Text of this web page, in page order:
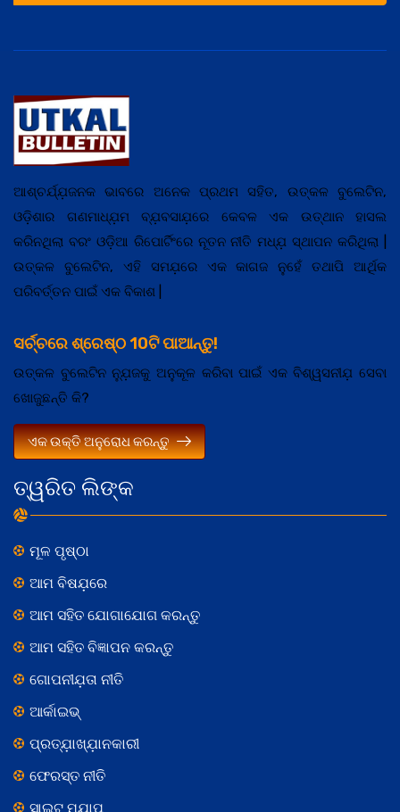
ତ୍ୱରିତ ଲିଙ୍କ
ମୂଳ ପୃଷ୍ଠା
ଆମ ବିଷଯ଼ରେ
ଆମ ସହିତ ଯୋଗାଯୋଗ କରନ୍ତୁ
ଆମ ସହିତ ବିଜ୍ଞାପନ କରନ୍ତୁ
ଗୋପନୀଯ଼ତା ନୀତି
ଆର୍କାଇଭ୍
ପ୍ରତ୍ଯ଼ାଖ୍ଯ଼ାନକାରୀ
ଫେରସ୍ତ ନୀତି
ସାଇଟ୍ ମ୍ଯ଼ାପ୍
ଆଶ୍ଚର୍ଯ୍ଯ଼ଜନକ ଭାବରେ ଅନେକ ପ୍ରଥମ ସହିତ, ଉତ୍କଳ ବୁଲେଟିନ,
ଓଡ଼ିଶାର ଗଣମାଧ୍ଯ଼ମ ବ୍ଯ଼ବସାଯ଼ରେ କେବଳ ଏକ ଉତ୍ଥାନ ହାସଲ
କରିନଥିଲା ବରଂ ଓଡ଼ିଆ ରିପୋର୍ଟିଂରେ ନୂତନ ନୀତି ମଧ୍ଯ଼ ସ୍ଥାପନ କରିଥିଲା |
ଉତ୍କଳ ବୁଲେଟିନ, ଏହି ସମଯ଼ରେ ଏକ କାଗଜ ନୁହେଁ ତଥାପି ଆର୍ଥିକ
ପରିବର୍ତ୍ତନ ପାଇଁ ଏକ ବିକାଶ |
ସର୍ଚ୍ଚରେ ଶ୍ରେଷ୍ଠ 10ଟି ପାଆନ୍ତୁ!
ଉତ୍କଳ ବୁଲେଟିନ ନ୍ଯ଼ୁଜକୁ ଅନୁକୂଳ କରିବା ପାଇଁ ଏକ ବିଶ୍ୱସନୀଯ଼ ସେବା
ଖୋଜୁଛନ୍ତି କି?
ଏକ ଉକ୍ତି ଅନୁରୋଧ କରନ୍ତୁ